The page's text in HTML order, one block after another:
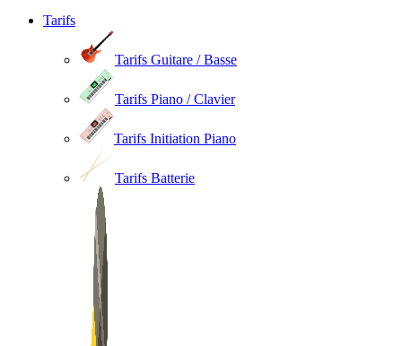
Tarifs
Tarifs Guitare / Basse
Tarifs Piano / Clavier
Tarifs Initiation Piano
Tarifs Batterie